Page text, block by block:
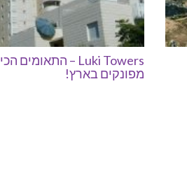
Luki Towers – התאומים הכי
מפונקים בארץ!